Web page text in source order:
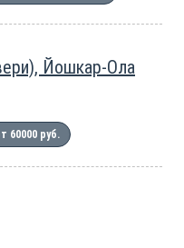
Йошкар-Ола
60000 руб.